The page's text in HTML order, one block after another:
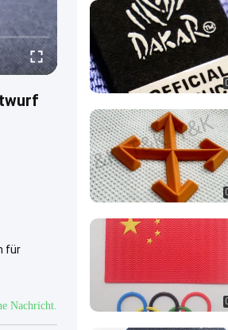
für
Nachricht.